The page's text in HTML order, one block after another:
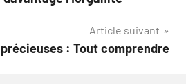
Article suivant
: Tout comprendre